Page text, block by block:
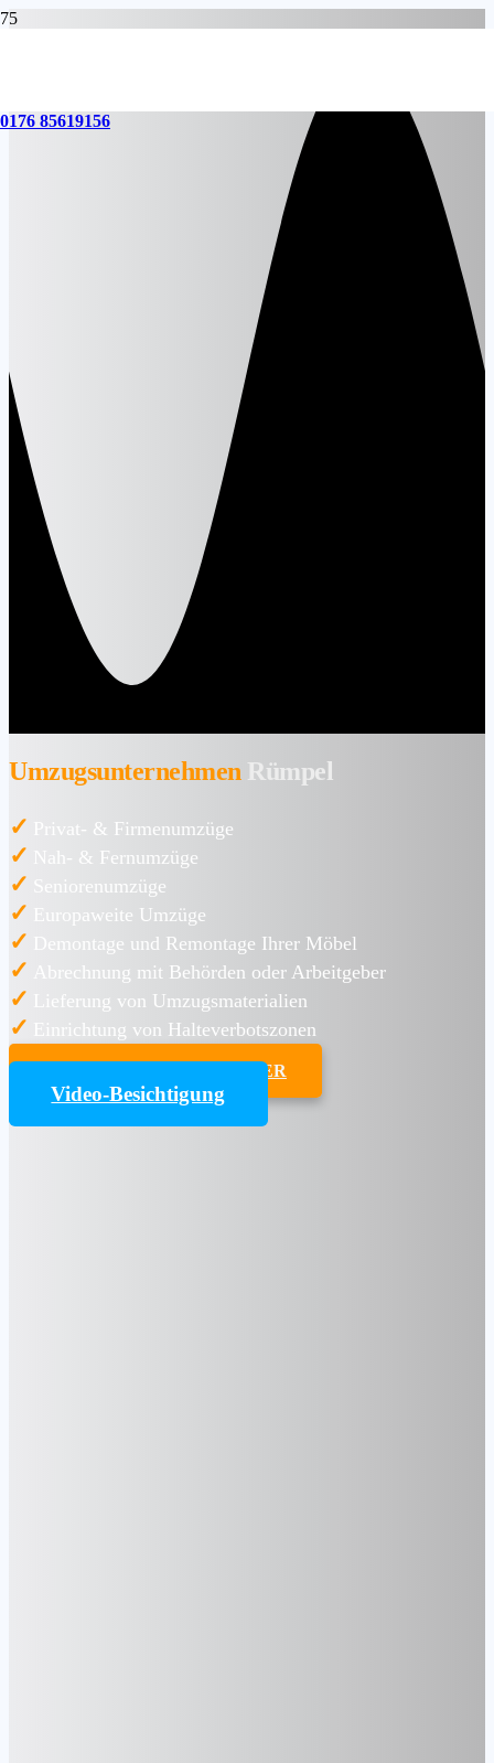
0176 85619156
Umzugsunternehmen Rümpel
✓ Privat- & Firmenumzüge
✓ Nah- & Fernumzüge
✓ Seniorenumzüge
✓ Europaweite Umzüge
✓ Demontage und Remontage Ihrer Möbel
✓ Abrechnung mit Behörden oder Arbeitgeber
✓ Lieferung von Umzugsmaterialien
✓ Einrichtung von Halteverbotszonen
UMZUGSKOSTENRECHNER
Video-Besichtigung